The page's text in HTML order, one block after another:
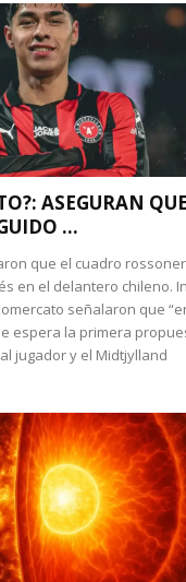
ASEGURAN
...
que el cuadro
en el delantero chileno.
señalaron que
espera la primera
jugador y el Midtjylland